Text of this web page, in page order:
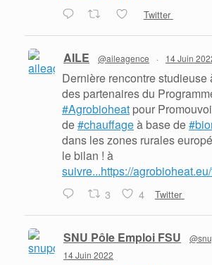
Twitter
AILE @aileagence · 14 Juin
Dernière rencontre studieuse
des partenaires du
#Agrobioheat pour
de#chauffageà base de
dans les zones rurales
le bilan ! à
suivre...https://
3 4 Twitter
SNU Pôle Emploi FSU
14 Juin 2022